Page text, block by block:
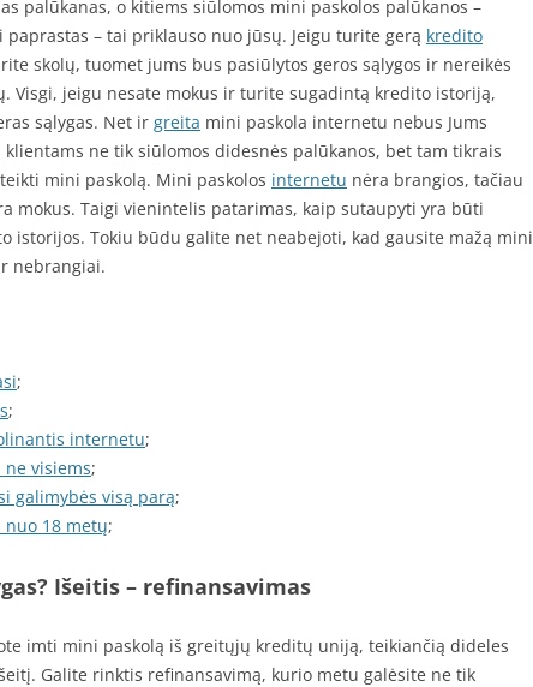
palūkanas, o kitiems siūlomos mini paskolos palūkanos –
paprastas – tai priklauso nuo jūsų. Jeigu turite gerą kredito
skolų, tuomet jums bus pasiūlytos geros sąlygos ir nereikės
Visgi, jeigu nesate mokus ir turite sugadintą kredito istoriją,
sąlygas. Net ir greita mini paskola internetu nebus Jums
ne tik siūlomos didesnės palūkanos, bet tam tikrais
mini paskolą. Mini paskolos internetu nėra brangios, tačiau
mokus. Taigi vienintelis patarimas, kaip sutaupyti yra būti
istorijos. Tokiu būdu galite net neabejoti, kad gausite mažą mini
nebrangiai.
;
;
internetu;
ne visiems;
galimybės visą parą;
nuo 18 metų;
Išeitis – refinansavimas
imti mini paskolą iš greitųjų kreditų uniją, teikiančią dideles
Galite rinktis refinansavimą, kurio metu galėsite ne tik